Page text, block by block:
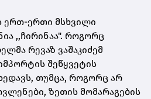
ერთ-ერთი მსხვილი
,,ჩირინაა". როგორც
რევაზ ვაშაკიძემ
შეწყვეტის
თუმცა, როგორც არ
ზეთის მომარაგების